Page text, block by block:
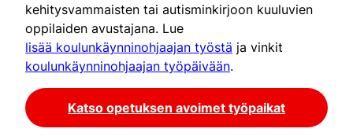
kehitysvammaisten tai autisminkirjoon kuuluvien
oppilaiden avustajana. Lue
lisää koulunkäynninohjaajan työstä ja vinkit
koulunkäynninohjaajan työpäivään.
Katso opetuksen avoimet työpaikat